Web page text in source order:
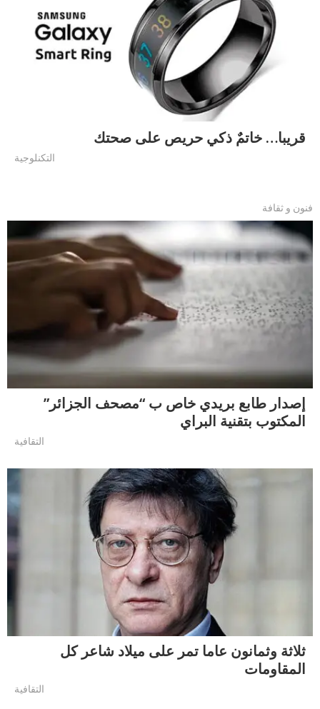
قريبا… خاتمٌ ذكي حريص على صحتك
التكنلوجية
فنون و ثقافة
إصدار طابع بريدي خاص ب “مصحف الجزائر”
المكتوب بتقنية البراي
التقافية
ثلاثة وثمانون عاما تمر على ميلاد شاعر كل
المقاومات
التقافية